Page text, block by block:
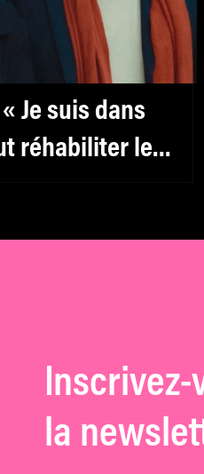
Je suis dans
réhabiliter le
Inscrivez-
la